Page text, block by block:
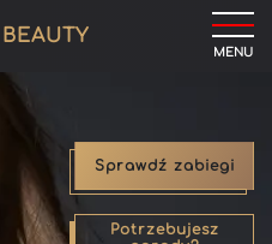
Sprawdź zabiegi
Potrzebujesz
MENU